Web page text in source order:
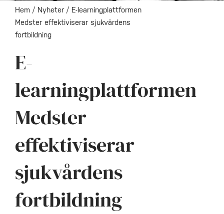
Hem / Nyheter/ E-learningplattformen
Medster effektiviserar sjukvårdens
fortbildning
E-
learningplattformen
Medster
effektiviserar
sjukvårdens
fortbildning